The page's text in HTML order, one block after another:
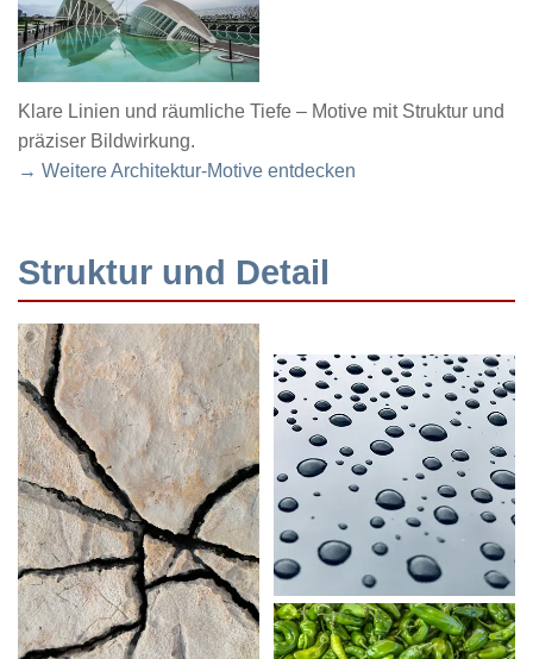
Klare Linien und räumliche Tiefe – Motive mit Struktur und
präziser Bildwirkung.
→ Weitere Architektur-Motive entdecken
Struktur und Detail